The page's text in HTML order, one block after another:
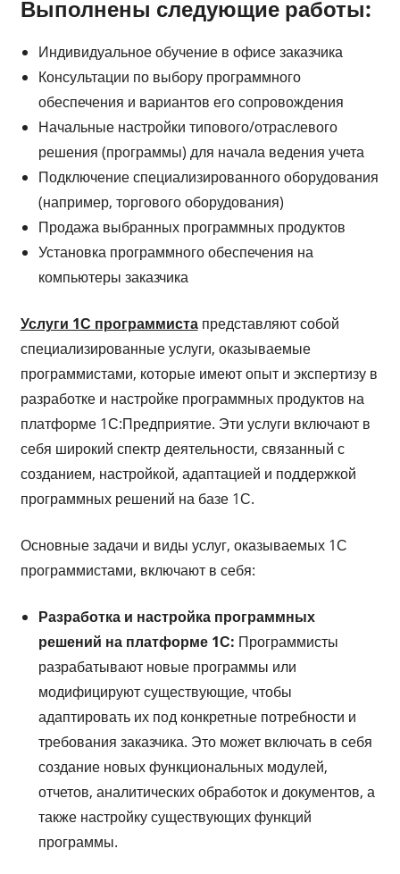
Выполнены следующие работы:
Индивидуальное обучение в офисе заказчика
Консультации по выбору программного
обеспечения и вариантов его сопровождения
Начальные настройки типового/отраслевого
решения (программы) для начала ведения учета
Подключение специализированного оборудования
(например, торгового оборудования)
Продажа выбранных программных продуктов
Установка программного обеспечения на
компьютеры заказчика
Услуги 1С программистапредставляют собой
специализированные услуги, оказываемые
программистами, которые имеют опыт и экспертизу в
разработке и настройке программных продуктов на
платформе 1С:Предприятие. Эти услуги включают в
себя широкий спектр деятельности, связанный с
созданием, настройкой, адаптацией и поддержкой
программных решений на базе 1С.
Основные задачи и виды услуг, оказываемых 1С
программистами, включают в себя:
Разработка и настройка программных
решений на платформе 1С: Программисты
разрабатывают новые программы или
модифицируют существующие, чтобы
адаптировать их под конкретные потребности и
требования заказчика. Это может включать в себя
создание новых функциональных модулей,
отчетов, аналитических обработок и документов, а
также настройку существующих функций
программы.